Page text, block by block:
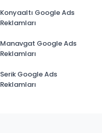
Konyaaltı Google Ads
Reklamları
Manavgat Google Ads
Reklamları
Serik Google Ads
Reklamları